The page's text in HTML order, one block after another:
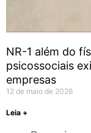
NR-1 além do
psicossociais
empresas
12 de maio de 2026
Leia +